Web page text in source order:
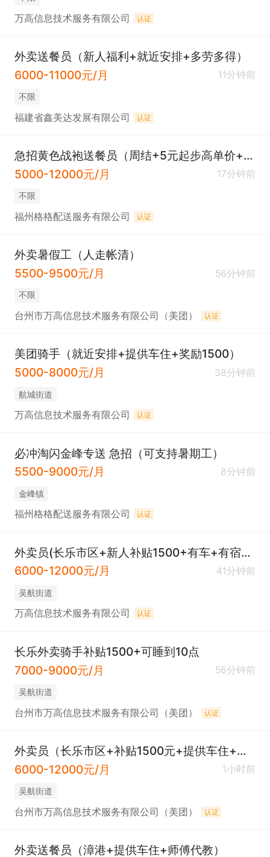
万高信息技术服务有限公司 认证
外卖送餐员（新人福利+就近安排+多劳多得）
6000-11000元/月
11分钟前
不限
福建省鑫美达发展有限公司 认证
急招黄色战袍送餐员（周结+5元起步高单价+预支工资+现金奖励500元）
5000-12000元/月
17分钟前
不限
福州格格配送服务有限公司 认证
外卖暑假工（人走帐清）
5500-9500元/月
56分钟前
不限
台州市万高信息技术服务有限公司（美团） 认证
美团骑手（就近安排+提供车住+奖励1500）
5000-8000元/月
38分钟前
​航城街道
万高信息技术服务有限公司 认证
必冲淘闪金峰专送 急招（可支持暑期工）
5500-9000元/月
8分钟前
​金峰镇
福州格格配送服务有限公司 认证
外卖员(长乐市区+新人补贴1500+有车+有宿舍+就近安排)
6000-12000元/月
41分钟前
吴航街道
万高信息技术服务有限公司 认证
长乐外卖骑手补贴1500+可睡到10点
7000-9000元/月
56分钟前
吴航街道
台州市万高信息技术服务有限公司（美团） 认证
外卖员（长乐市区+补贴1500元+提供车住+免费培训）
6000-12000元/月
1小时前
吴航街道
台州市万高信息技术服务有限公司（美团） 认证
外卖送餐员（漳港+提供车住+师傅代教）